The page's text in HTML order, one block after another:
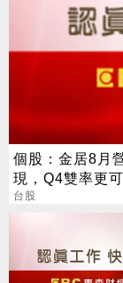
個股：金居8月
現，Q4雙率更
台股